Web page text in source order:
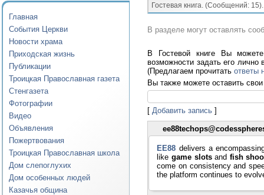
Главная
События Церкви
Новости храма
Приходская жизнь
Публикации
Троицкая Православная газета
Стенгазета
Фотографии
Видео
Объявления
Пожертвования
Троицкая Православная школа
Дом слепоглухих
Дом особенных людей
Казачья община
Гостевая книга. (Cообщений: 15).
В разделе могут оставлять
В Гостевой книге Вы
возможности задать его лично
(Предлагаем прочитать ответы
Вы также можете оставить
[ Добавить запись ]
EE88 delivers a
like game slotsand fish
come on consistency and
the platform continues to